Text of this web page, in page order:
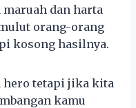
maruah dan harta
orang-orang
kosong hasilnya.
hero tetapi jika kita
kamu